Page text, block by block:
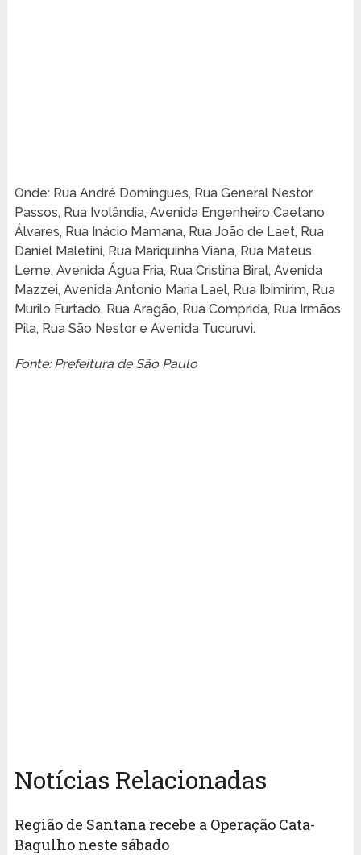
Onde: Rua André Domingues, Rua General Nestor
Passos, Rua Ivolândia, Avenida Engenheiro Caetano
Álvares, Rua Inácio Mamana, Rua João de Laet, Rua
Daniel Maletini, Rua Mariquinha Viana, Rua Mateus
Leme, Avenida Água Fria, Rua Cristina Biral, Avenida
Mazzei, Avenida Antonio Maria Lael, Rua Ibimirim, Rua
Murilo Furtado, Rua Aragão, Rua Comprida, Rua Irmãos
Pila, Rua São Nestor e Avenida Tucuruvi.
Fonte: Prefeitura de São Paulo
Notícias Relacionadas
Região de Santana recebe a Operação Cata-
Bagulho neste sábado